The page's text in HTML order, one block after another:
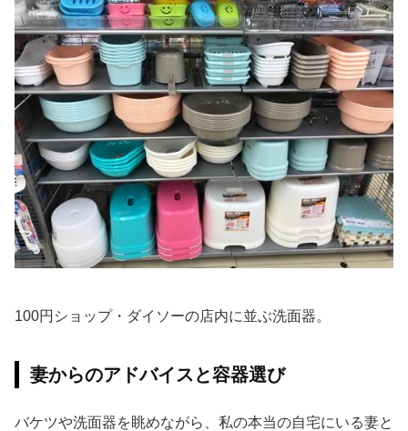
100円ショップ・ダイソーの店内に並ぶ洗面器。
妻からのアドバイスと容器選び
バケツや洗面器を眺めながら、私の本当の自宅にいる妻と